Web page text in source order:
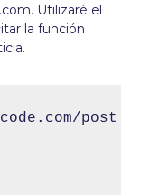
Utilizaré el
la función
post